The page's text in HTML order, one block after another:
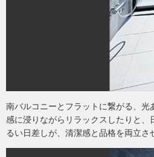
南バルコニーとフラットに繋がる、
感に浸りながらリラックスしたりと
るい日差しが、清潔感と品格を両立さ